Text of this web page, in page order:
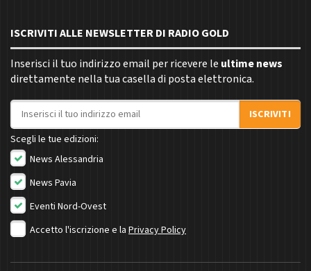
ISCRIVITI ALLE NEWSLETTER DI RADIO GOLD
Inserisci il tuo indirizzo email per ricevere le ultime news
direttamente nella tua casella di posta elettronica.
Indirizzo email
ISCRIVITI
Scegli le tue edizioni:
News Alessandria
News Pavia
Eventi Nord-Ovest
Accetto l'iscrizione e la Privacy Policy